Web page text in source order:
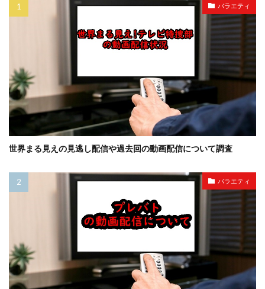
バラエティ
世界まる見えの見逃し配信や過去回の動画配信について調査
バラエティ